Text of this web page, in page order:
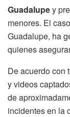
Guadalupey
menores. El
Guadalupe, ha
quienes
De acuerdo con
y videos
de
incidentes en la